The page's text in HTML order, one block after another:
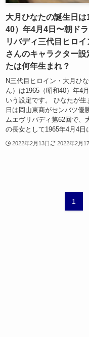
大月ひなたの誕生日は
40）年4月4日〜朝ド
リバディ三代目ヒロ
さんのキャラクター
たは何年生まれ？
N三代目ヒロイン・大月ひ
ん）は1965（昭和40）年4
いう設定です。 ひなたが生
日は岡山東商がセンバツ優
ムエヴリバディ第62回で、
の長女として1965年4月4日
2022年2月13日 2022年2月
1